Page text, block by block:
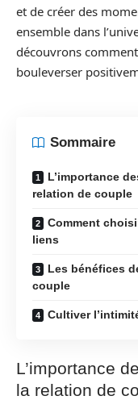
et de créer des
ensemble dans
découvrons
bouleverser
Sommaire
L’importance
relation de couple
Comment
liens
Les bénéfices
couple
Cultiver
L’importance
la relation de